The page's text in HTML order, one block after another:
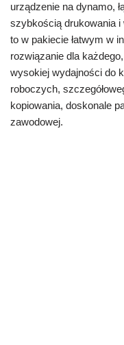
urządzenie na dynamo,
szybkością drukowania
to w pakiecie łatwym w
rozwiązanie dla
wysokiej wydajności do
roboczych,
kopiowania, doskonale
zawodowej.